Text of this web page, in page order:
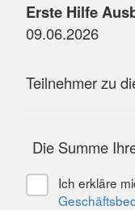
Erste Hilfe
09.06.2026
Teilnehmer zu
Die Summe
Ich erkläre